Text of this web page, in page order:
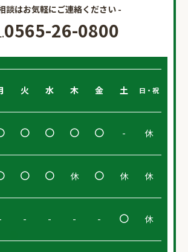
談はお気軽にご連絡ください -
0565-26-0800
火 水 木 金 土 日・祝
- 休
休 休 休
- - - - 休